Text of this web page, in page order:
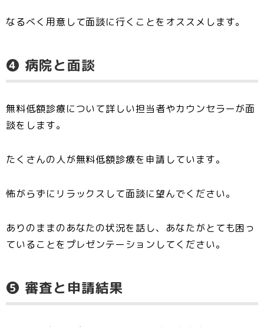
なるべく用意して面談に行くことをオススメします。
❹ 病院と面談
無料低額診療について詳しい担当者やカウンセラーが面
談をします。
たくさんの人が無料低額診療を申請しています。
怖がらずにリラックスして面談に望んでください。
ありのままのあなたの状況を話し、あなたがとても困っ
ていることをプレゼンテーションしてください。
❺ 審査と申請結果